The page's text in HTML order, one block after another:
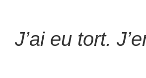
J’ai eu tort.